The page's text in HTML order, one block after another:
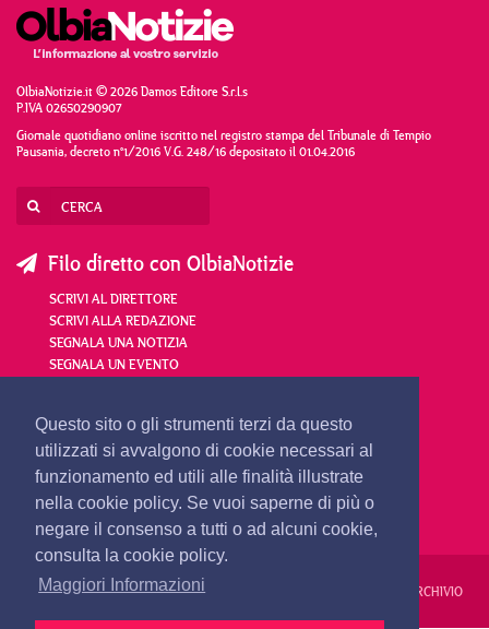
Questo sito o gli strumenti terzi da questo
utilizzati si avvalgono di cookie necessari al
funzionamento ed utili alle finalità illustrate
nella cookie policy. Se vuoi saperne di più o
negare il consenso a tutti o ad alcuni cookie,
consulta la cookie policy.
Maggiori Informazioni
OlbiaNotizie.it © 2026 Damos Editore S.r.l.s
P.IVA 02650290907
Giornale quotidiano online iscritto nel registro stampa del Tribunale di Tempio
Pausania, decreto n°1/2016 V.G. 248/16 depositato il 01.04.2016
Filo diretto con OlbiaNotizie
SCRIVI AL DIRETTORE
SCRIVI ALLA REDAZIONE
SEGNALA UNA NOTIZIA
SEGNALA UN EVENTO
redazione@olbianotizie.it
REDAZIONE PUBBLICITÀ PRIVACY E COOKIES ARCHIVIO